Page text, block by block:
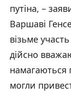
путіна, –
Варшаві
візьме
дійсно
могли